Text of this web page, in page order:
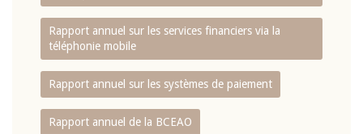
Rapport annuel sur les services financiers via la
téléphonie mobile
Rapport annuel sur les systèmes de paiement
Rapport annuel de la BCEAO